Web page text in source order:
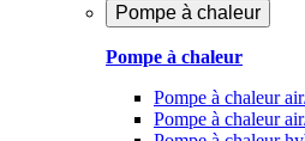
Pompe à chaleur
Pompe à chaleur
Pompe à chaleur
Pompe à chaleur